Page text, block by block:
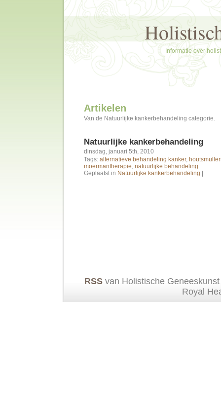
Informatie over
Artikelen
Van de Natuurlijke kankerbehandeling categorie.
Natuurlijke kankerbehandeling
dinsdag, januari 5th, 2010
Tags: alternatieve behandeling kanker,
moermantherapie, natuurlijke behandeling
Geplaatst in Natuurlijke kankerbehandeling
RSSvan Holistische
Royal